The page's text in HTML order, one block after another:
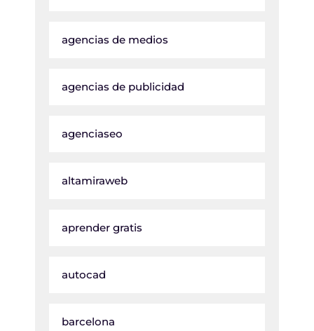
agencias de medios
agencias de publicidad
agenciaseo
altamiraweb
aprender gratis
autocad
barcelona